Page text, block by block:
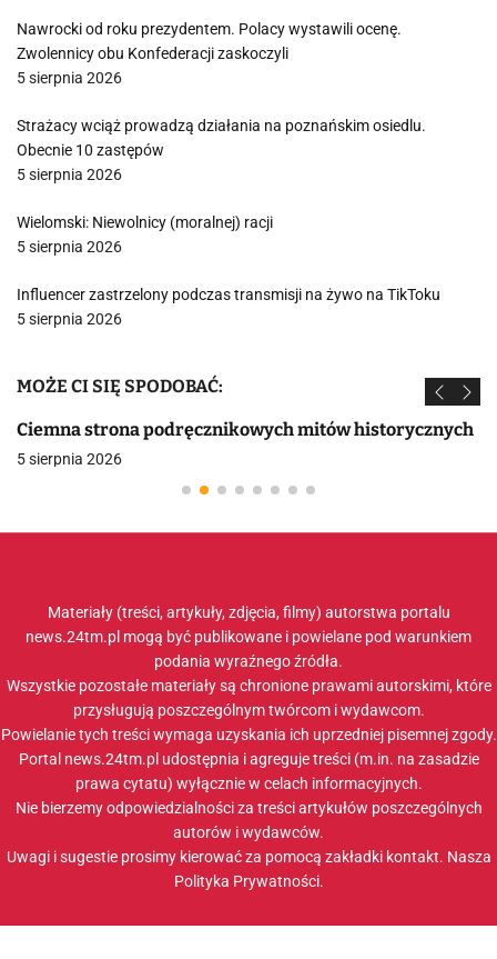
Nawrocki od roku prezydentem. Polacy wystawili ocenę.
Zwolennicy obu Konfederacji zaskoczyli
5 sierpnia 2026
Strażacy wciąż prowadzą działania na poznańskim osiedlu.
Obecnie 10 zastępów
5 sierpnia 2026
Wielomski: Niewolnicy (moralnej) racji
5 sierpnia 2026
Influencer zastrzelony podczas transmisji na żywo na TikToku
5 sierpnia 2026
MOŻE CI SIĘ SPODOBAĆ:
Ciemna strona podręcznikowych mitów historycznych
5 sierpnia 2026
Materiały (treści, artykuły, zdjęcia, filmy) autorstwa portalu
news.24tm.pl mogą być publikowane i powielane pod warunkiem
podania wyraźnego źródła.
Wszystkie pozostałe materiały są chronione prawami autorskimi, które
przysługują poszczególnym twórcom i wydawcom.
Powielanie tych treści wymaga uzyskania ich uprzedniej pisemnej zgody.
Portal news.24tm.pl udostępnia i agreguje treści (m.in. na zasadzie
prawa cytatu) wyłącznie w celach informacyjnych.
Nie bierzemy odpowiedzialności za treści artykułów poszczególnych
autorów i wydawców.
Uwagi i sugestie prosimy kierować za pomocą zakładki kontakt. Nasza
Polityka Prywatności.